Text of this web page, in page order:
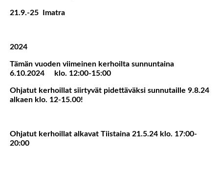
21.9.-25 Imatra
2024
Tämän vuoden viimeinen kerhoilta sunnuntaina
6.10.2024 klo. 12:00-15:00
Ohjatut kerhoillat siirtyvät pidettäväksi sunnutaille 9.8.24
alkaen klo. 12-15.00!
Ohjatut kerhoillat alkavat Tiistaina 21.5.24 klo. 17:00-
20:00